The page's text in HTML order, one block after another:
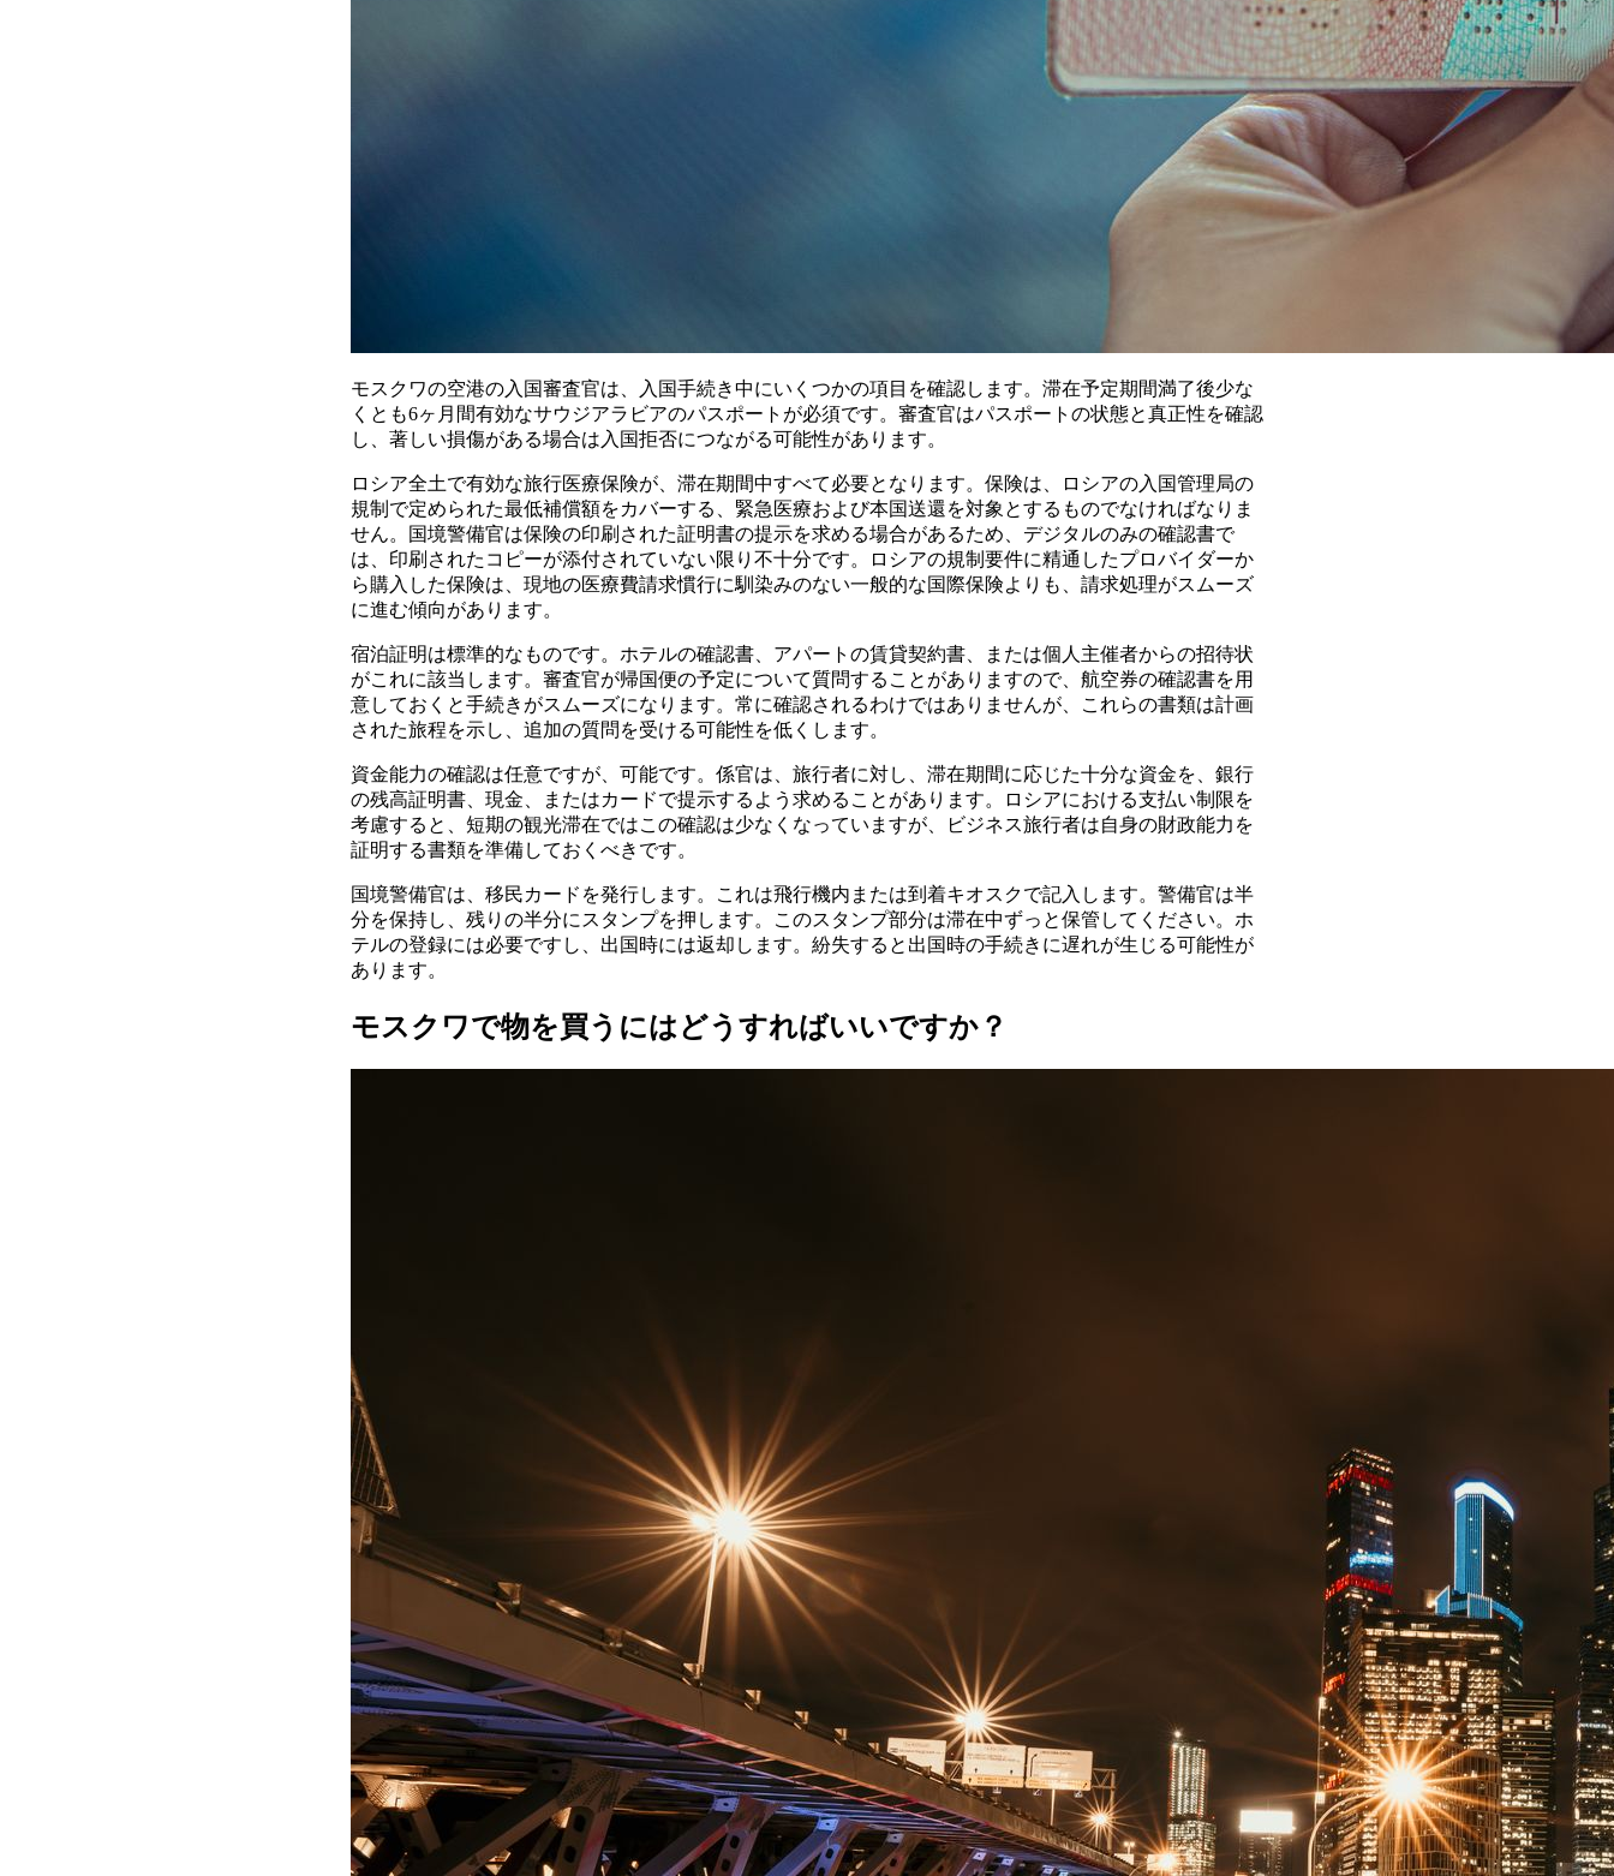
モスクワの空港の入国審査官は、入国手続き中にいくつかの項目を確認します。滞在予定期間満了後少な
くとも6ヶ月間有効なサウジアラビアのパスポートが必須です。審査官はパスポートの状態と真正性を確認
し、著しい損傷がある場合は入国拒否につながる可能性があります。
ロシア全土で有効な旅行医療保険が、滞在期間中すべて必要となります。保険は、ロシアの入国管理局の
規制で定められた最低補償額をカバーする、緊急医療および本国送還を対象とするものでなければなりま
せん。国境警備官は保険の印刷された証明書の提示を求める場合があるため、デジタルのみの確認書で
は、印刷されたコピーが添付されていない限り不十分です。ロシアの規制要件に精通したプロバイダーか
ら購入した保険は、現地の医療費請求慣行に馴染みのない一般的な国際保険よりも、請求処理がスムーズ
に進む傾向があります。
宿泊証明は標準的なものです。ホテルの確認書、アパートの賃貸契約書、または個人主催者からの招待状
がこれに該当します。審査官が帰国便の予定について質問することがありますので、航空券の確認書を用
意しておくと手続きがスムーズになります。常に確認されるわけではありませんが、これらの書類は計画
された旅程を示し、追加の質問を受ける可能性を低くします。
資金能力の確認は任意ですが、可能です。係官は、旅行者に対し、滞在期間に応じた十分な資金を、銀行
の残高証明書、現金、またはカードで提示するよう求めることがあります。ロシアにおける支払い制限を
考慮すると、短期の観光滞在ではこの確認は少なくなっていますが、ビジネス旅行者は自身の財政能力を
証明する書類を準備しておくべきです。
国境警備官は、移民カードを発行します。これは飛行機内または到着キオスクで記入します。警備官は半
分を保持し、残りの半分にスタンプを押します。このスタンプ部分は滞在中ずっと保管してください。ホ
テルの登録には必要ですし、出国時には返却します。紛失すると出国時の手続きに遅れが生じる可能性が
あります。
モスクワで物を買うにはどうすればいいですか？